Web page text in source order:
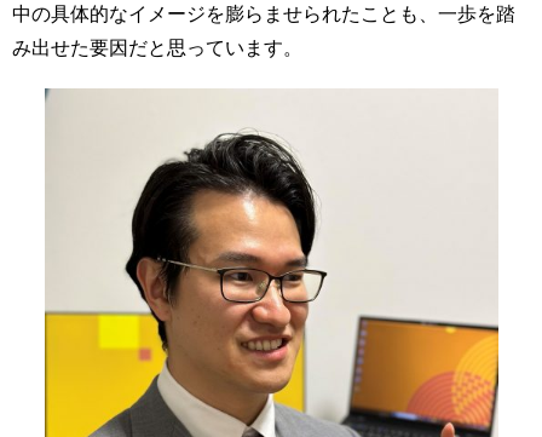
中の具体的なイメージを膨らませられたことも、一歩を踏
み出せた要因だと思っています。